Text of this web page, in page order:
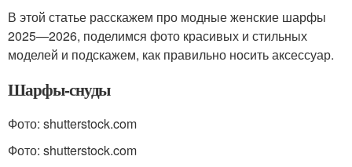
В этой статье расскажем про модные женские шарфы
2025—2026, поделимся фото красивых и стильных
моделей и подскажем, как правильно носить аксессуар.
Шарфы-снуды
Фото: shutterstock.com
Фото: shutterstock.com